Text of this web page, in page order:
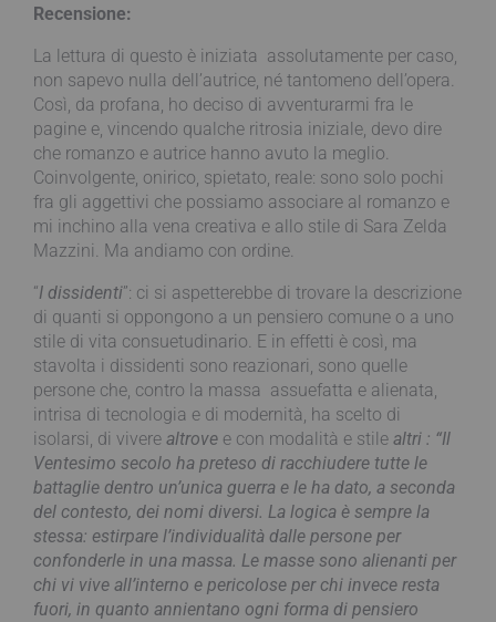
Recensione:
La lettura di questo è iniziata assolutamente per caso,
non sapevo nulla dell’autrice, né tantomeno dell’opera.
Così, da profana, ho deciso di avventurarmi fra le
pagine e, vincendo qualche ritrosia iniziale, devo dire
che romanzo e autrice hanno avuto la meglio.
Coinvolgente, onirico, spietato, reale: sono solo pochi
fra gli aggettivi che possiamo associare al romanzo e
mi inchino alla vena creativa e allo stile di Sara Zelda
Mazzini. Ma andiamo con ordine.
“I dissidenti”: ci si aspetterebbe di trovare la descrizione
di quanti si oppongono a un pensiero comune o a uno
stile di vita consuetudinario. E in effetti è così, ma
stavolta i dissidenti sono reazionari, sono quelle
persone che, contro la massa assuefatta e alienata,
intrisa di tecnologia e di modernità, ha scelto di
isolarsi, di vivere altrove e con modalità e stile altri : “Il
Ventesimo secolo ha preteso di racchiudere tutte le
battaglie dentro un’unica guerra e le ha dato, a seconda
del contesto, dei nomi diversi. La logica è sempre la
stessa: estirpare l’individualità dalle persone per
confonderle in una massa. Le masse sono alienanti per
chi vi vive all’interno e pericolose per chi invece resta
fuori, in quanto annientano ogni forma di pensiero